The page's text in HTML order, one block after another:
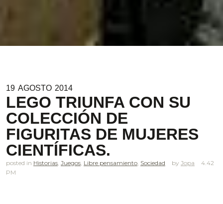
19 AGOSTO 2014
LEGO TRIUNFA CON SU
COLECCIÓN DE
FIGURITAS DE MUJERES
CIENTÍFICAS.
posted in Historias, Juegos, Libre pensamiento, Sociedad Jopa
4.42
PM